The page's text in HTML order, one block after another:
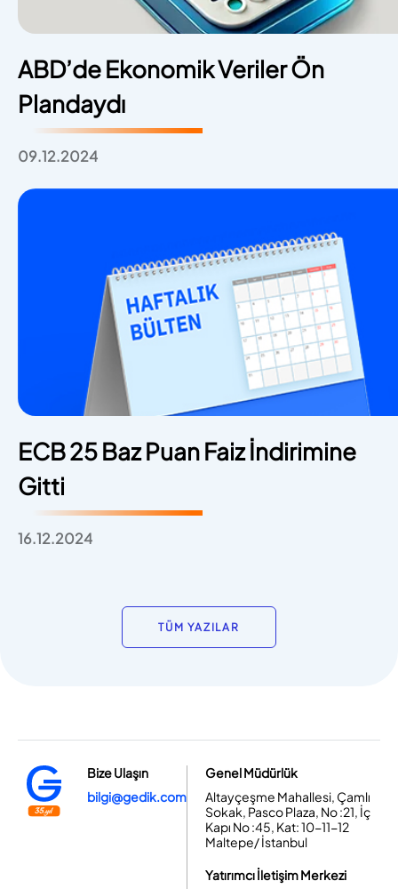
ABD’de Ekonomik Veriler Ön
Plandaydı
09.12.2024
ECB 25 Baz Puan Faiz İndirimine
Gitti
16.12.2024
TÜM YAZILAR
Bize Ulaşın
bilgi@gedik.com
Genel Müdürlük
Altayçeşme Mahallesi, Çamlı
Sokak, Pasco Plaza, No :21, İç
Kapı No :45, Kat: 10-11-12
Maltepe/ İstanbul
Yatırımcı İletişim Merkezi